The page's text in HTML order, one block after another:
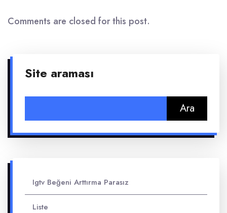
Comments are closed for this post.
Site araması
Igtv Beğeni Arttırma Parasız
Liste